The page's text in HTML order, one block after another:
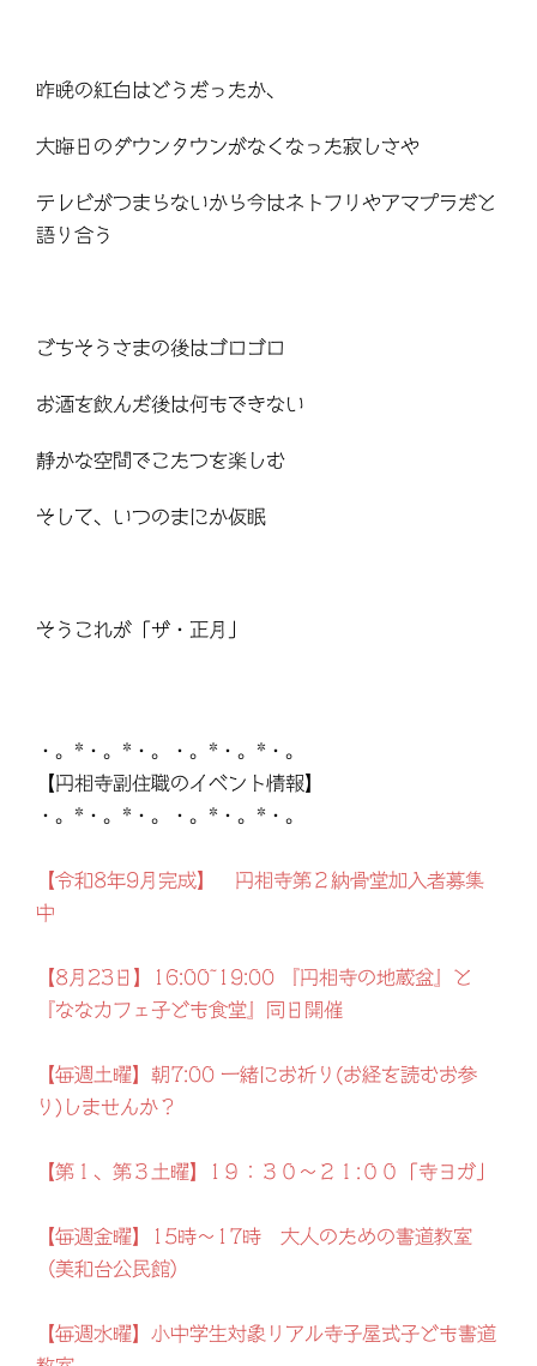
昨晩の紅白はどうだったか、
大晦日のダウンタウンがなくなった寂しさや
テレビがつまらないから今はネトフリやアマプラだと
語り合う
ごちそうさまの後はゴロゴロ
お酒を飲んだ後は何もできない
静かな空間でこたつを楽しむ
そして、いつのまにか仮眠
そうこれが「ザ・正月」
・。*・。*・。・。*・。*・。
【円相寺副住職のイベント情報】
・。*・。*・。・。*・。*・。
【令和8年9月完成】 円相寺第２納骨堂加入者募集
中
【8月23日】16:00~19:00 『円相寺の地蔵盆』と
『ななカフェ子ども食堂』同日開催
【毎週土曜】朝7:00 一緒にお祈り(お経を読むお参
り)しませんか？
【第１、第３土曜】1９：３０～２１:００「寺ヨガ」
【毎週金曜】15時～17時 大人のための書道教室
（美和台公民館）
【毎週水曜】小中学生対象リアル寺子屋式子ども書道